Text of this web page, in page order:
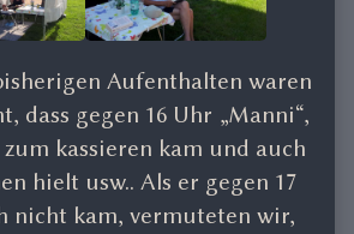
Aufenthalten waren
dass gegen 16 Uhr „Manni“,
kassieren kam und auch
hielt usw.. Als er gegen 17
nicht kam, vermuteten wir,